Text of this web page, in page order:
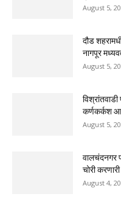
August 5,
दौड
नागपूर
August 5,
कर्णकर्कश
August 5,
वालचंदनगर
चोरी
August 4,